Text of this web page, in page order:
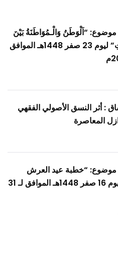
“اَلْوَطَنُ وَالْـمُوَاطَنَةُ بَيْنَ
الْحُقُوقِ وَالْوَاجِبَاتِ” ليوم 23 صفر 1448هـ الموافق
: أثر النسق الأصولي الفقهي
المعاصرة
موضوع: “خطبة عيد العرش
العلوي المجيد” ليوم 16 صفر 1448هـ الموافق لـ 31